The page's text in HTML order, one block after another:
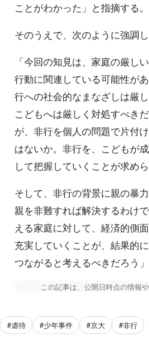
ことがわかった」と指摘する。
そのうえで、次のように強調し
「今回の知見は、家庭の厳し
行動に関連している可能性が
行への社会的なまなざしは厳
こどもへは厳しく対処すべき
が、非行を個人の問題で片付
はないか。非行を、こどもが
して把握していくことが求めら
そして、非行の背景に親の暴
親を非難すれば解決するわけ
える家庭に対して、経済的側
充実していくことが、結果的
つながると考えるべきだろう」
この記事は、公開日時点の情報
#虐待 #少年事件 #京大 #非行